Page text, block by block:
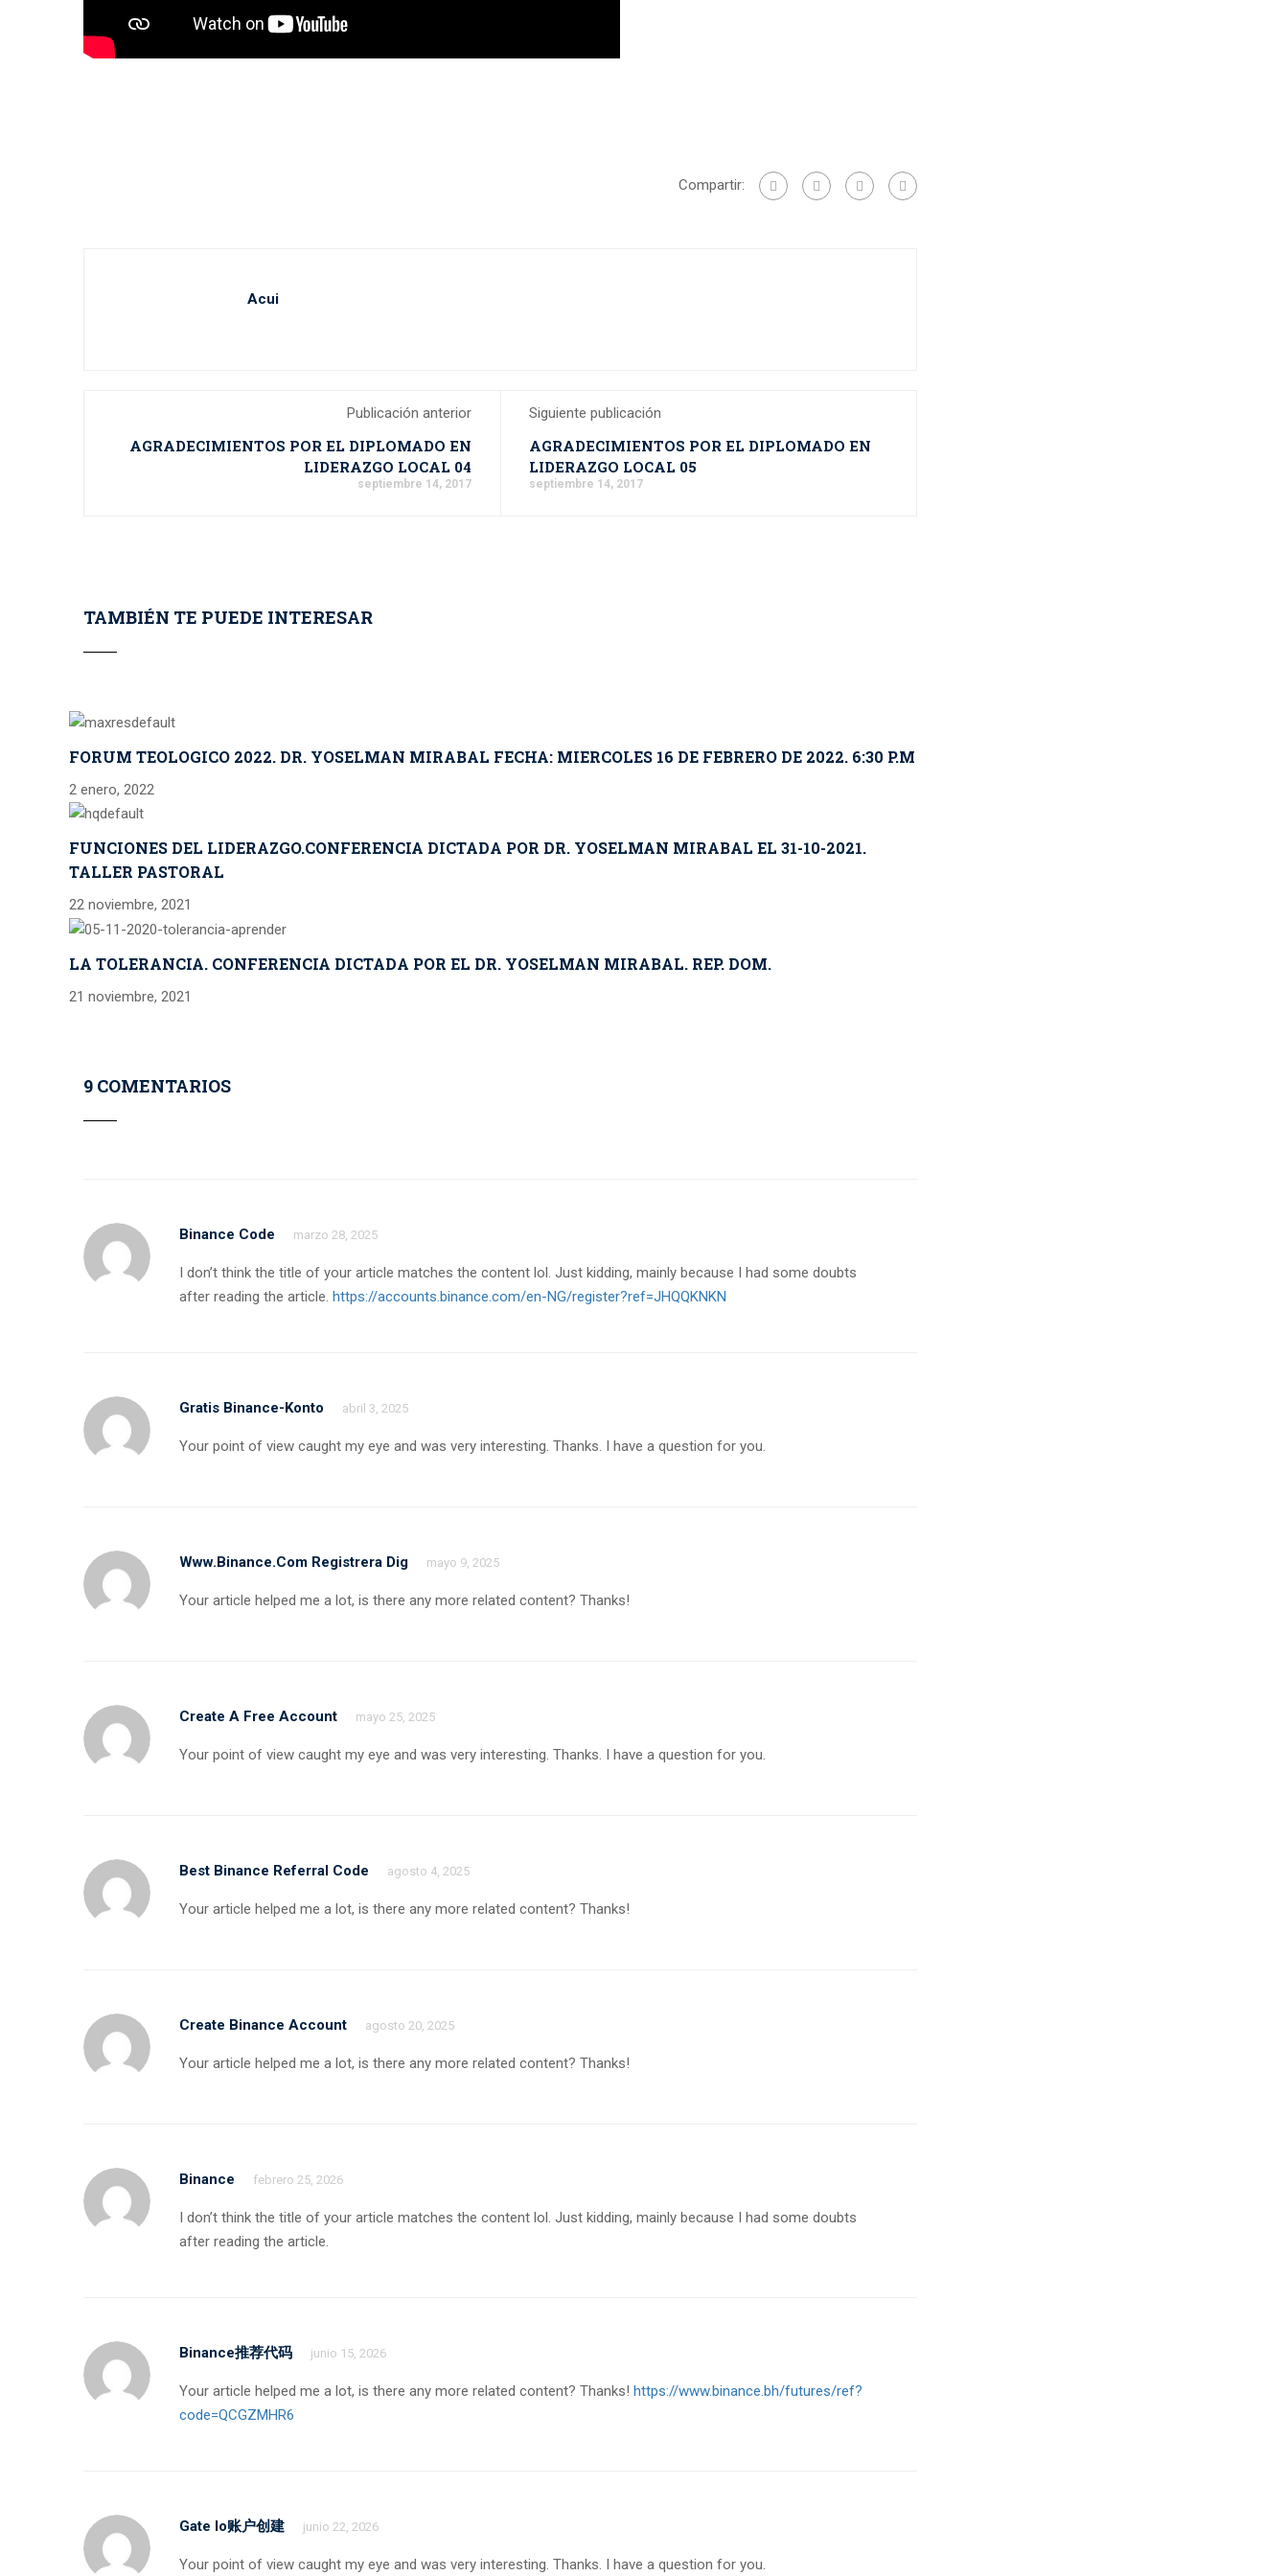
Compartir:
Acui
Publicación anterior
AGRADECIMIENTOS POR EL DIPLOMADO EN
LIDERAZGO LOCAL 04
septiembre 14, 2017
Siguiente publicación
AGRADECIMIENTOS POR EL DIPLOMADO EN
LIDERAZGO LOCAL 05
septiembre 14, 2017
TAMBIÉN TE PUEDE INTERESAR
FORUM TEOLOGICO 2022. DR. YOSELMAN MIRABAL FECHA: MIERCOLES 16 DE FEBRERO DE 2022. 6:30 P.M
2 enero, 2022
FUNCIONES DEL LIDERAZGO.CONFERENCIA DICTADA POR DR. YOSELMAN MIRABAL EL 31-10-2021.
TALLER PASTORAL
22 noviembre, 2021
LA TOLERANCIA. CONFERENCIA DICTADA POR EL DR. YOSELMAN MIRABAL. REP. DOM.
21 noviembre, 2021
9 COMENTARIOS
Binance Code marzo 28, 2025
I don’t think the title of your article matches the content lol. Just kidding, mainly because I had some doubts
after reading the article. https://accounts.binance.com/en-NG/register?ref=JHQQKNKN
Gratis Binance-Konto abril 3, 2025
Your point of view caught my eye and was very interesting. Thanks. I have a question for you.
Www.binance.com Registrera Dig mayo 9, 2025
Your article helped me a lot, is there any more related content? Thanks!
Create A Free Account mayo 25, 2025
Your point of view caught my eye and was very interesting. Thanks. I have a question for you.
Best Binance Referral Code agosto 4, 2025
Your article helped me a lot, is there any more related content? Thanks!
Create Binance Account agosto 20, 2025
Your article helped me a lot, is there any more related content? Thanks!
Binance febrero 25, 2026
I don’t think the title of your article matches the content lol. Just kidding, mainly because I had some doubts
after reading the article.
Binance推荐代码 junio 15, 2026
Your article helped me a lot, is there any more related content? Thanks! https://www.binance.bh/futures/ref?
code=QCGZMHR6
Gate Io账户创建 junio 22, 2026
Your point of view caught my eye and was very interesting. Thanks. I have a question for you.